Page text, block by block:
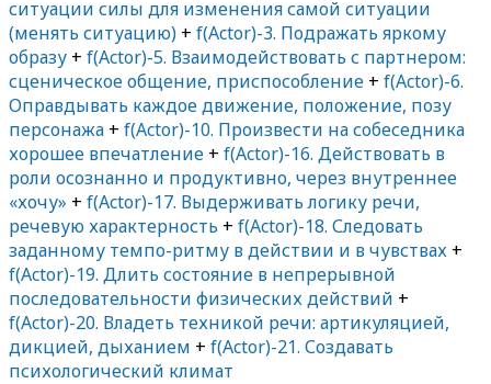
ситуации силы для изменения самой ситуации
(менять ситуацию) + f(Actor)-3. Подражать яркому
образу + f(Actor)-5. Взаимодействовать с партнером:
сценическое общение, приспособление + f(Actor)-6.
Оправдывать каждое движение, положение, позу
персонажа + f(Actor)-10. Произвести на собеседника
хорошее впечатление + f(Actor)-16. Действовать в
роли осознанно и продуктивно, через внутреннее
«хочу» + f(Actor)-17. Выдерживать логику речи,
речевую характерность + f(Actor)-18. Следовать
заданному темпо-ритму в действии и в чувствах +
f(Actor)-19. Длить состояние в непрерывной
последовательности физических действий +
f(Actor)-20. Владеть техникой речи: артикуляцией,
дикцией, дыханием + f(Actor)-21. Создавать
психологический климат